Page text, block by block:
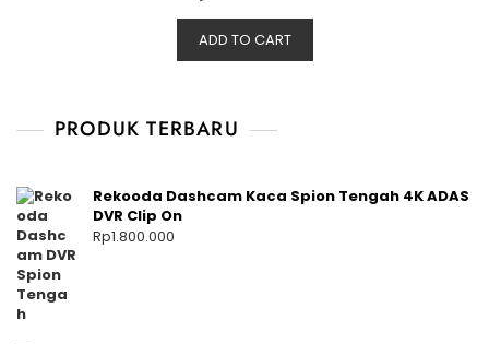
ADD TO CART
PRODUK TERBARU
Rekooda Dashcam Kaca Spion Tengah 4K ADAS
DVR Clip On
Rp1.800.000